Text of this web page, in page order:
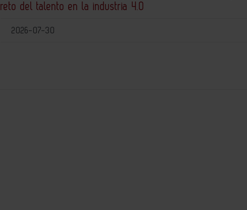
reto del talento en la industria 4.0
2026-07-30